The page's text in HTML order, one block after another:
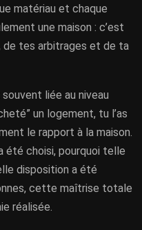
matériau et chaque
une maison : c’est
tes arbitrages et de ta
liée au niveau
un logement, tu l’as
le rapport à la maison.
été choisi, pourquoi telle
disposition a été
cette maîtrise totale
réalisée.